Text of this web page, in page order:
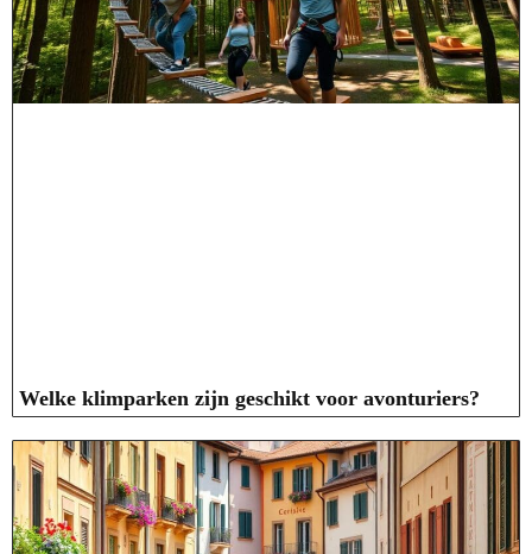
Welke klimparken zijn geschikt voor avonturiers?